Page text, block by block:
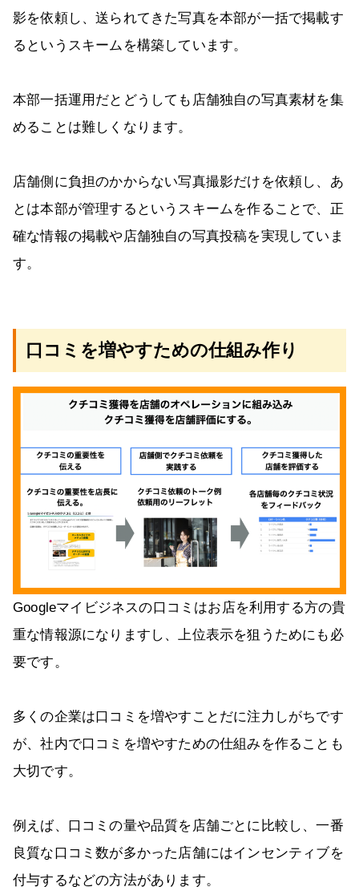
影を依頼し、送られてきた写真を本部が一括で掲載す
るというスキームを構築しています。
本部一括運用だとどうしても店舗独自の写真素材を集
めることは難しくなります。
店舗側に負担のかからない写真撮影だけを依頼し、あ
とは本部が管理するというスキームを作ることで、正
確な情報の掲載や店舗独自の写真投稿を実現していま
す。
口コミを増やすための仕組み作り
Googleマイビジネスの口コミはお店を利用する方の貴
重な情報源になりますし、上位表示を狙うためにも必
要です。
多くの企業は口コミを増やすことだに注力しがちです
が、社内で口コミを増やすための仕組みを作ることも
大切です。
例えば、口コミの量や品質を店舗ごとに比較し、一番
良質な口コミ数が多かった店舗にはインセンティブを
付与するなどの方法があります。